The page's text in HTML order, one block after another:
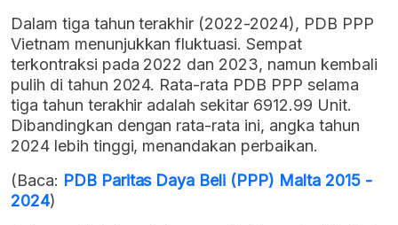
Dalam tiga tahun terakhir (2022-2024), PDB PPP
Vietnam menunjukkan fluktuasi. Sempat
terkontraksi pada 2022 dan 2023, namun kembali
pulih di tahun 2024. Rata-rata PDB PPP selama
tiga tahun terakhir adalah sekitar 6912.99 Unit.
Dibandingkan dengan rata-rata ini, angka tahun
2024 lebih tinggi, menandakan perbaikan.
(Baca: PDB Paritas Daya Beli (PPP) Malta 2015 -
2024)